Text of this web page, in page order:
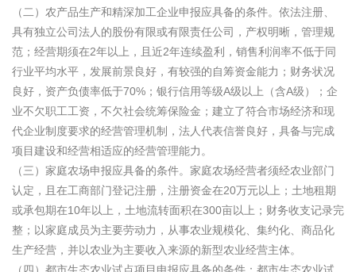
（二）农产品生产和精深加工企业申报应具备的条件。依法注册、
具有独立公司法人的股份有限或有限责任公司，产权明晰，管理规
范；经营期须在2年以上，且近2年连续盈利，销售利润率不低于同
行业平均水平，发展前景良好，有较强的自筹资金能力；财务状况
良好，资产负债率低于70%；银行信用等级A级以上（含A级）；企
业不欠职工工资，不欠社会统筹保险金；建立了符合市场经济和现
代企业制度要求的经营管理机制，法人代表信誉良好，具备与完成
项目建设和经营相适应的经营管理能力。
（三）家庭农场申报应具备的条件。家庭农场经营者须经农业部门
认定，且在工商部门登记注册，注册资金在20万元以上；土地租期
或承包期在10年以上，土地流转面积在300亩以上；财务收支记录完
整；以家庭成员为主要劳动力，从事农业规模化、集约化、商品化
生产经营，并以农业为主要收入来源的新型农业经营主体。
（四）都市生态农业试点项目申报应具备的条件：都市生态农业试